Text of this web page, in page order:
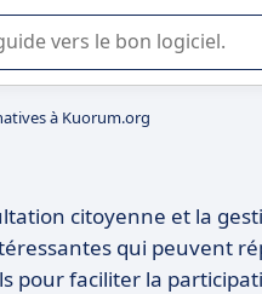
ou la sélection de logiciel
à Kuorum.org
citoyenne et la
qui peuvent
pour faciliter la